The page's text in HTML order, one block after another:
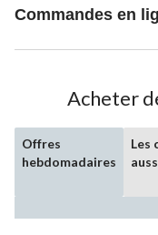
Commandes en
Acheter
Offres
hebdomadaires
Les